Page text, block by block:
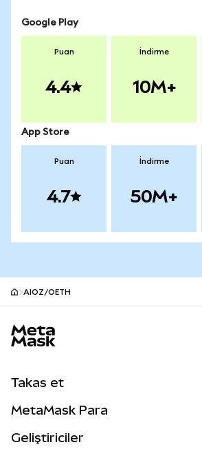
Google Play
Puan
4.4
İndirme
10M+
App Store
Puan
4.7
İndirme
50M+
AIOZ/OETH
Takas et
Perps
MetaMask Para
Geliştiriciler